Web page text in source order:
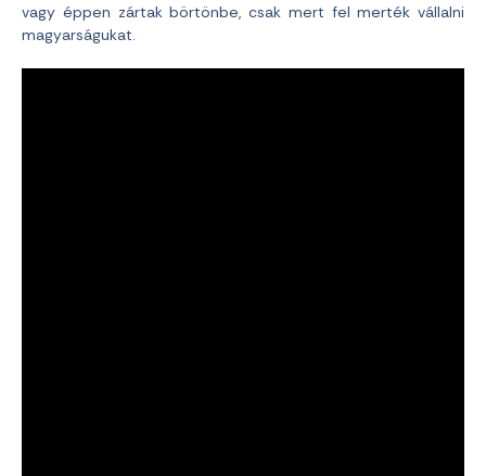
vagy éppen zártak börtönbe, csak mert fel merték vállalni
magyarságukat.